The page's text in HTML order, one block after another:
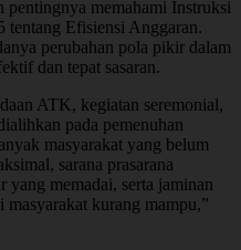
memahami Instruksi
tentang Efisiensi Anggaran.
perubahan pola pikir dalam
dan tepat sasaran.
ATK, kegiatan seremonial,
pada pemenuhan
masyarakat yang belum
sarana prasarana
memadai, serta jaminan
masyarakat kurang mampu,”